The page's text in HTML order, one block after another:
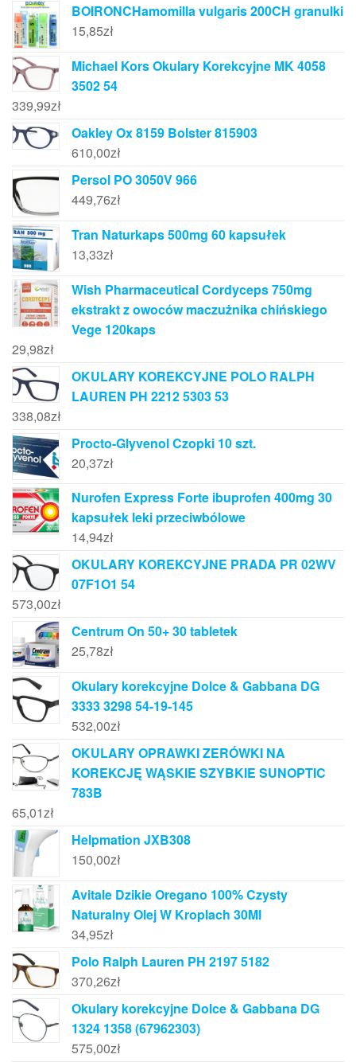
BOIRONCHamomilla vulgaris 200CH granulki
15,85zł
Michael Kors Okulary Korekcyjne MK 4058
3502 54
339,99zł
Oakley Ox 8159 Bolster 815903
610,00zł
Persol PO 3050V 966
449,76zł
Tran Naturkaps 500mg 60 kapsułek
13,33zł
Wish Pharmaceutical Cordyceps 750mg
ekstrakt z owoców maczużnika chińskiego
Vege 120kaps
29,98zł
OKULARY KOREKCYJNE POLO RALPH
LAUREN PH 2212 5303 53
338,08zł
Procto-Glyvenol Czopki 10 szt.
20,37zł
Nurofen Express Forte ibuprofen 400mg 30
kapsułek leki przeciwbólowe
14,94zł
OKULARY KOREKCYJNE PRADA PR 02WV
07F1O1 54
573,00zł
Centrum On 50+ 30 tabletek
25,78zł
Okulary korekcyjne Dolce & Gabbana DG
3333 3298 54-19-145
532,00zł
OKULARY OPRAWKI ZERÓWKI NA
KOREKCJĘ WĄSKIE SZYBKIE SUNOPTIC
783B
65,01zł
Helpmation JXB308
150,00zł
Avitale Dzikie Oregano 100% Czysty
Naturalny Olej W Kroplach 30Ml
34,95zł
Polo Ralph Lauren PH 2197 5182
370,26zł
Okulary korekcyjne Dolce & Gabbana DG
1324 1358 (67962303)
575,00zł